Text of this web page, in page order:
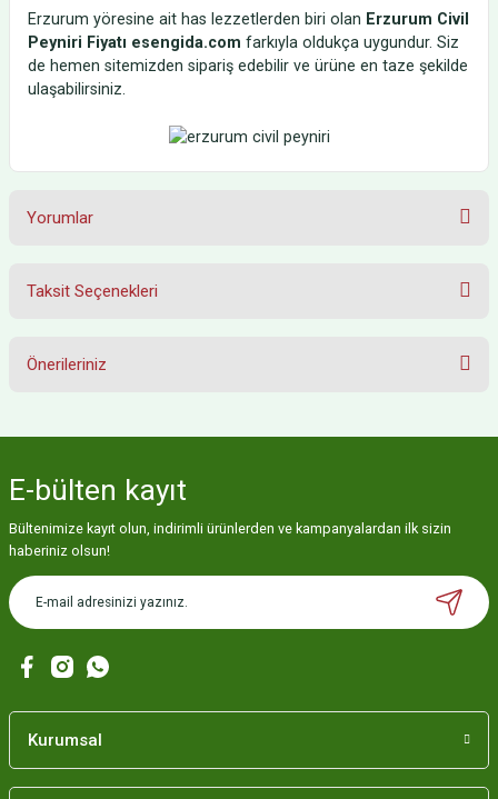
Erzurum yöresine ait has lezzetlerden biri olan Erzurum Civil
Peyniri Fiyatı esengida.com farkıyla oldukça uygundur. Siz
de hemen sitemizden sipariş edebilir ve ürüne en taze şekilde
ulaşabilirsiniz.
Yorumlar
Taksit Seçenekleri
Önerileriniz
Görüş ve önerileriniz için teşekkür ederiz.
Ürün resmi kalitesiz, bozuk veya görüntülenemiyor.
Ürün açıklamasında eksik bilgiler bulunuyor.
Ürün bilgilerinde hatalar bulunuyor.
Bu ürüne benzer farklı alternatifler olmalı.
E-bülten kayıt
Bültenimize kayıt olun, indirimli ürünlerden ve kampanyalardan ilk sizin
haberiniz olsun!
Kurumsal